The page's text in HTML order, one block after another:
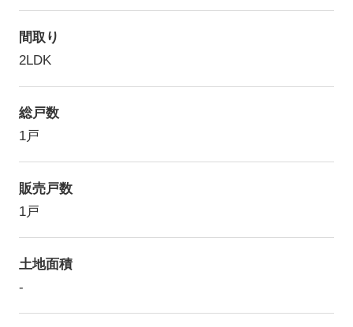
間取り
2LDK
総戸数
1戸
販売戸数
1戸
土地面積
-